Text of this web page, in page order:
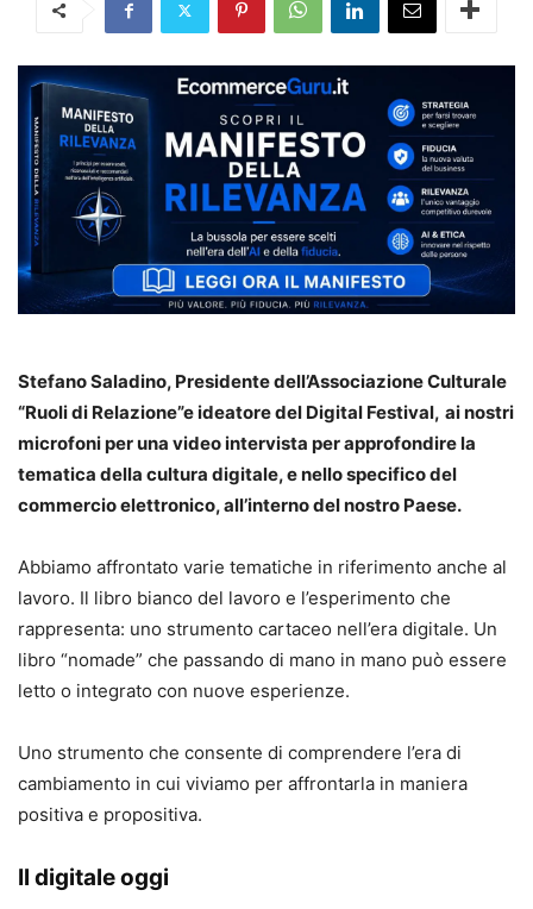
Stefano Saladino, Presidente dell’Associazione Culturale
“Ruoli di Relazione”e ideatore del Digital Festival, ai nostri
microfoni per una video intervista per approfondire la
tematica della cultura digitale, e nello specifico del
commercio elettronico, all’interno del nostro Paese.
Abbiamo affrontato varie tematiche in riferimento anche al
lavoro. Il libro bianco del lavoro e l’esperimento che
rappresenta: uno strumento cartaceo nell’era digitale. Un
libro “nomade” che passando di mano in mano può essere
letto o integrato con nuove esperienze.
Uno strumento che consente di comprendere l’era di
cambiamento in cui viviamo per affrontarla in maniera
positiva e propositiva.
Il digitale oggi